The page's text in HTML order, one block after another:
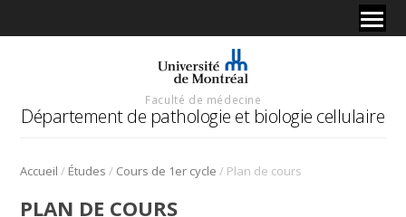
Faculté de médecine
Département de pathologie et biologie cellulaire
Accueil / Études / Cours de 1er cycle / Plan de cours
PLAN DE COURS